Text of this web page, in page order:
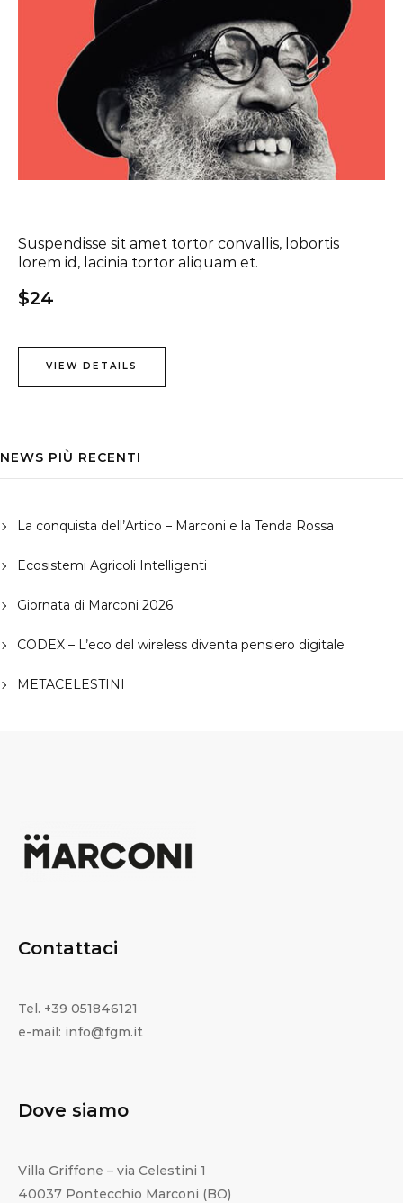
Suspendisse sit amet tortor convallis, lobortis
lorem id, lacinia tortor aliquam et.
$24
VIEW DETAILS
NEWS PIÙ RECENTI
La conquista dell’Artico – Marconi e la Tenda Rossa
Ecosistemi Agricoli Intelligenti
Giornata di Marconi 2026
CODEX – L’eco del wireless diventa pensiero digitale
METACELESTINI
Contattaci
Tel. +39 051846121
e-mail: info@fgm.it
Dove siamo
Villa Griffone – via Celestini 1
40037 Pontecchio Marconi (BO)